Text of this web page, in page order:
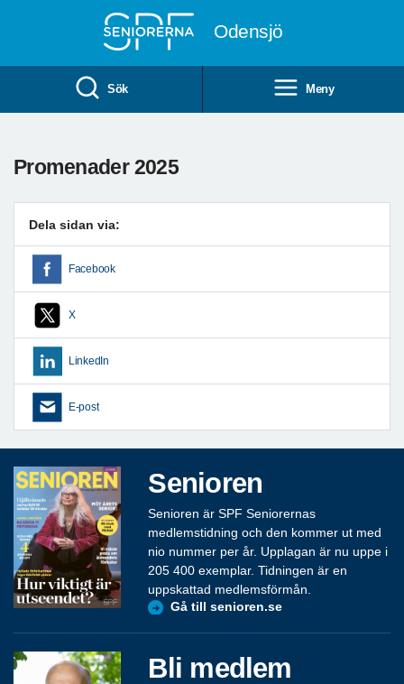
Odensjö
Sök Meny
Promenader 2025
Dela sidan via:
Facebook
X
LinkedIn
E-post
Senioren
Senioren är SPF Seniorernas
medlemstidning och den kommer ut med
nio nummer per år. Upplagan är nu uppe i
205 400 exemplar. Tidningen är en
uppskattad medlemsförmån.
Gå till senioren.se
Bli medlem